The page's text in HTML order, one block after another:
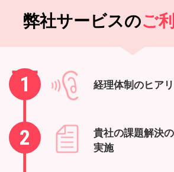
弊社サービスのご
1
2
経理体制のヒア
貴社の課題解決
実施